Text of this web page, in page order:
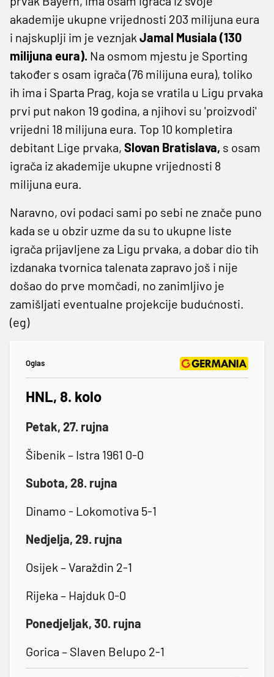
akademije ukupne vrijednosti 203 milijuna eura
i najskuplji im je veznjak Jamal Musiala (130
milijuna eura). Na osmom mjestu je Sporting
također s osam igrača (76 milijuna eura), toliko
ih ima i Sparta Prag, koja se vratila u Ligu prvaka
prvi put nakon 19 godina, a njihovi su 'proizvodi'
vrijedni 18 milijuna eura. Top 10 kompletira
debitant Lige prvaka, Slovan Bratislava, s osam
igrača iz akademije ukupne vrijednosti 8
milijuna eura.
Naravno, ovi podaci sami po sebi ne znače puno
kada se u obzir uzme da su to ukupne liste
igrača prijavljene za Ligu prvaka, a dobar dio tih
izdanaka tvornica talenata zapravo još i nije
došao do prve momčadi, no zanimljivo je
zamišljati eventualne projekcije budućnosti.
(eg)
Oglas
HNL, 8. kolo
Petak, 27. rujna
Šibenik – Istra 1961 0-0
Subota, 28. rujna
Dinamo - Lokomotiva 5-1
Nedjelja, 29. rujna
Osijek – Varaždin 2-1
Rijeka – Hajduk 0-0
Ponedjeljak, 30. rujna
Gorica – Slaven Belupo 2-1